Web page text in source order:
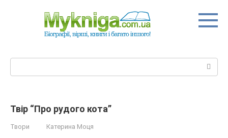
Твір “Про рудого кота”
Твори Катерина Моця